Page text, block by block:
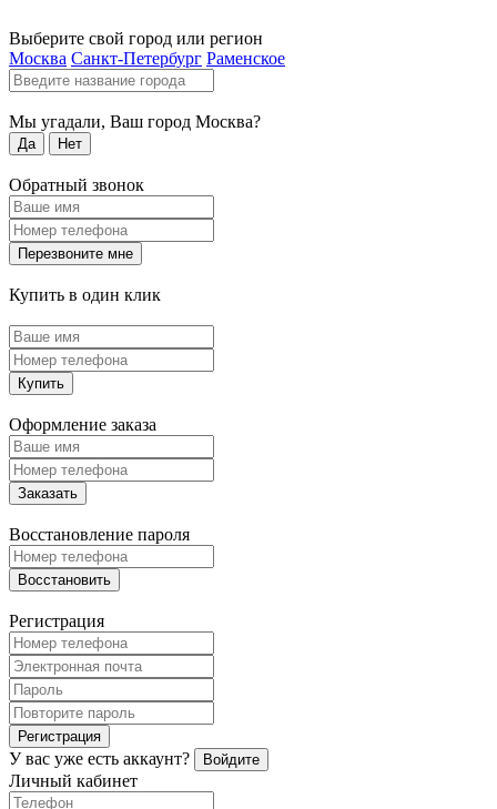
Выберите свой город или регион
Москва Санкт-Петербург Раменское
Мы угадали, Ваш город Москва?
Да Нет
Обратный звонок
Перезвоните мне
Купить в один клик
Купить
Оформление заказа
Заказать
Восстановление пароля
Восстановить
Регистрация
Регистрация
У вас уже есть аккаунт? Войдите
Личный кабинет